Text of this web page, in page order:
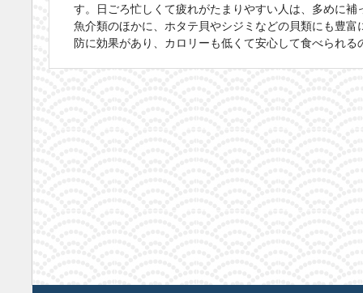
す。日ごろ忙しくて疲れがたまりやすい人は、多めに
魚介類のほかに、ホタテ貝やシジミなどの貝類にも豊
防に効果があり、カロリーも低くて安心して食べられ